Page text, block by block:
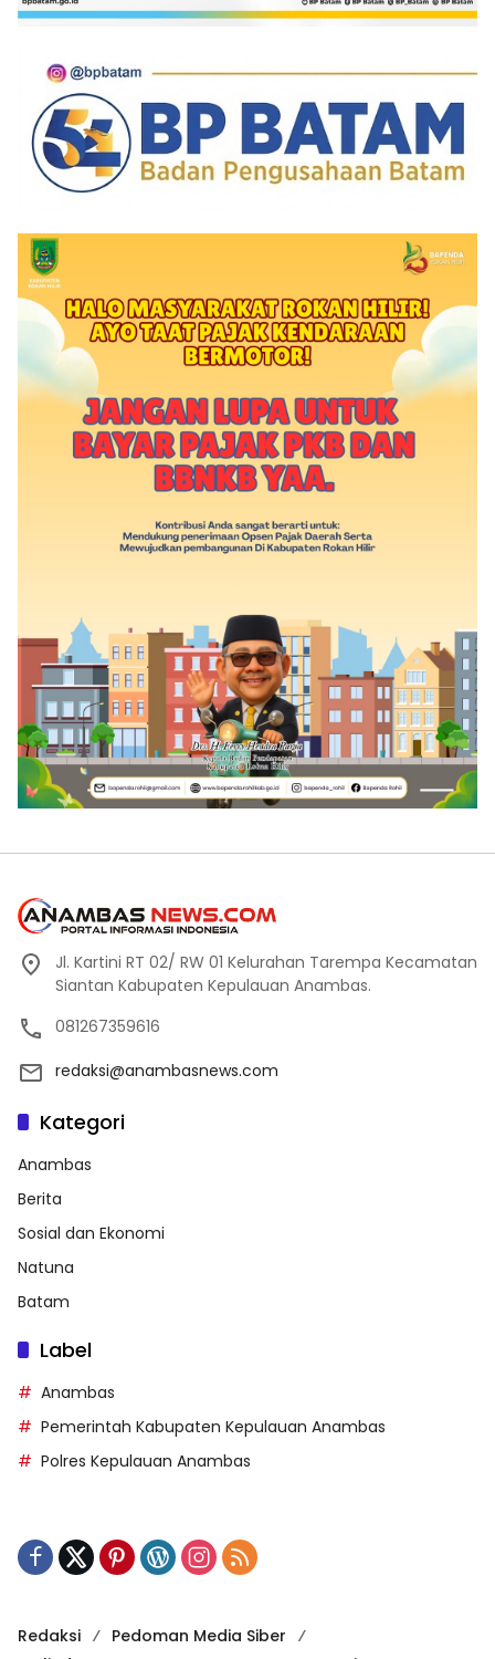
Jl. Kartini RT 02/ RW 01 Kelurahan Tarempa Kecamatan
Siantan Kabupaten Kepulauan Anambas.
081267359616
redaksi@anambasnews.com
Kategori
Anambas
Berita
Sosial dan Ekonomi
Natuna
Batam
Label
Anambas
Pemerintah Kabupaten Kepulauan Anambas
Polres Kepulauan Anambas
Redaksi
Pedoman Media Siber